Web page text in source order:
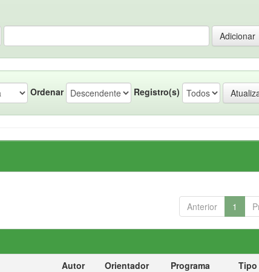
Ordenar Registro(s)
Anterior 1
Autor Orientador Programa
Tipo